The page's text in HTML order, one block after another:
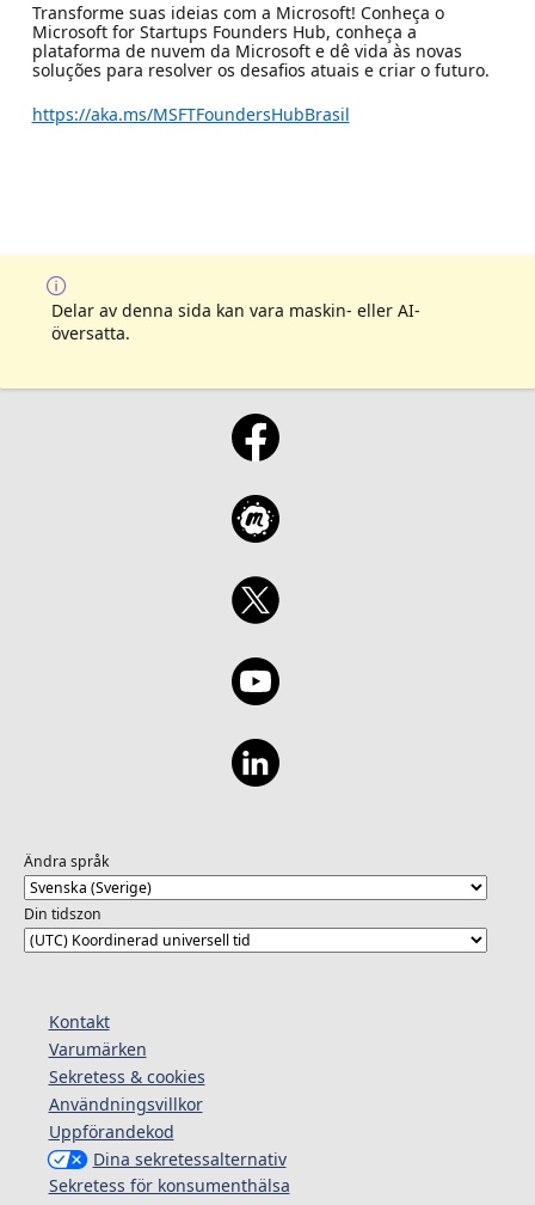
Transforme suas ideias com a Microsoft! Conheça o
Microsoft for Startups Founders Hub, conheça a
plataforma de nuvem da Microsoft e dê vida às novas
soluções para resolver os desafios atuais e criar o futuro.
https://aka.ms/MSFTFoundersHubBrasil
Delar av denna sida kan vara maskin- eller AI-
översatta.
Ändra språk
Din tidszon
Kontakt
Varumärken
Sekretess & cookies
Användningsvillkor
Uppförandekod
Dina sekretessalternativ
Sekretess för konsumenthälsa